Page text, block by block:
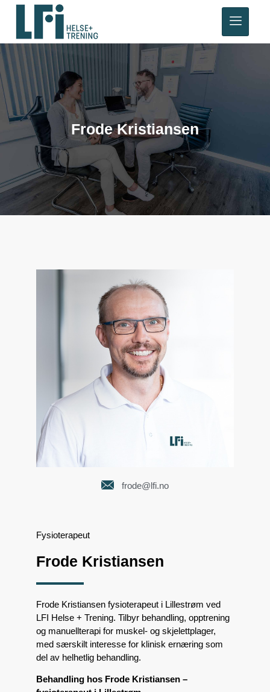
Frode Kristiansen
frode@lfi.no
Fysioterapeut
Frode Kristiansen
Frode Kristiansen fysioterapeut i Lillestrøm ved
LFI Helse + Trening. Tilbyr behandling, opptrening
og manuellterapi for muskel- og skjelettplager,
med særskilt interesse for klinisk ernæring som
del av helhetlig behandling.
Behandling hos Frode Kristiansen –